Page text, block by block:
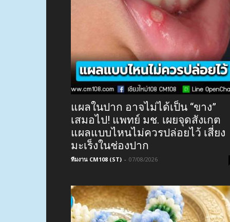
แผลในปาก อาจไม่ได้เป็น “ขาง”
เสมอไป! แพทย์ มช. เผยจุดสังเกต
แผลแบบไหนไม่ควรปล่อยไว้ เสี่ยง
มะเร็งในช่องปาก
ทีมงาน CM108 (ST) - 07/08/2026